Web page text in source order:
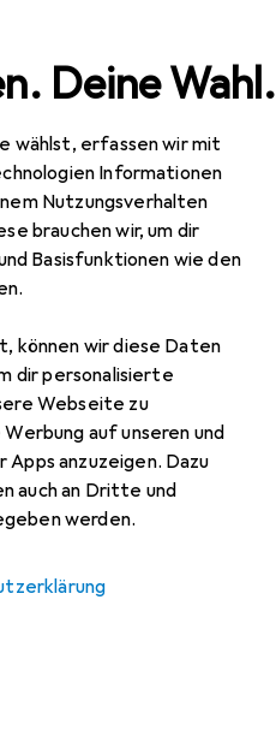
Deine Wahl.
wählst, erfassen wir mit
Informationen
Nutzungsverhalten
brauchen wir, um dir
Basisfunktionen wie den
können wir diese Daten
dir personalisierte
Webseite zu
auf unseren und
anzuzeigen. Dazu
auch an Dritte und
werden.
IT + Multimedia Audio